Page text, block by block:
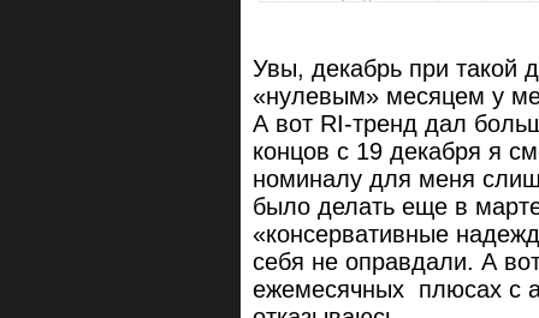
Увы, декабрь при такой
«нулевым» месяцем у
А вот RI-тренд дал
концов с 19 декабря я
номиналу для меня
было делать еще в
«консервативные
себя не оправдали. А
ежемесячных плюсах с